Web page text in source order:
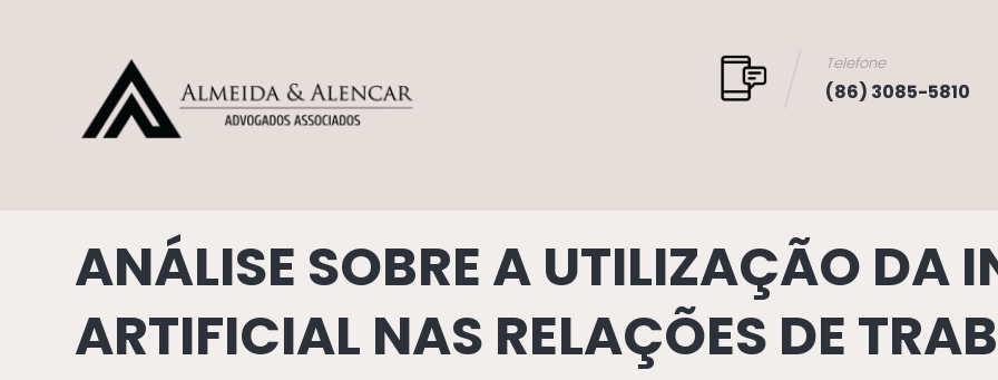
Telefone
(86) 3085-5810
ANÁLISE SOBRE A UTILIZAÇÃO DA
ARTIFICIAL NAS RELAÇÕES DE